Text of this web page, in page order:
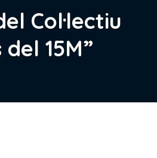
Col·lectiu
15M”